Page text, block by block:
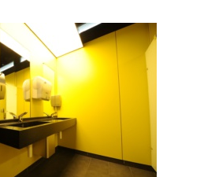
Innenausbau 03